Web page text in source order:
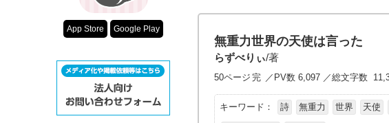
無重力世界の天使は言った
らずべりぃ/著
50ページ 完 ／PV数 6,097 ／総文字数
キーワード： 詩 無重力 世界 天使
App Store Google Play